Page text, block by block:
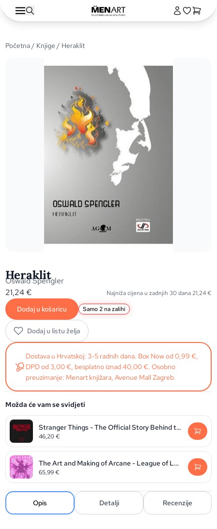
Početna/ Knjige / Heraklit
Heraklit
Oswald Spengler
21,24€ Najniža cijena u zadnjih 30 dana 21,24€
Dodaj u košaricu Samo 2 na zalihi
Dodaj u listu želja
Dostava u Hrvatskoj: 3-5 radnih dana. Box Now od 0,99 €,
DPD od 3,00 €, besplatno iznad 40,00 €. Osobno
preuzimanje: Menart knjižara, Avenue Mall Zagreb.
Možda će vam se svidjeti
Stranger Things - The Official Story Behind the Legendary Series
46,20€
The Art and Making of Arcane - League of Legends
65,99€
Opis Detalji Recenzije